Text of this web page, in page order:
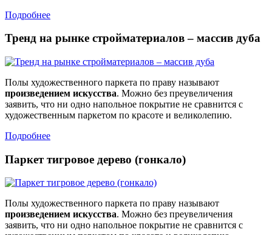
Подробнее
Тренд на рынке стройматериалов – массив дуба
Полы художественного паркета по праву называют
произведением искусства. Можно без преувеличения
заявить, что ни одно напольное покрытие не сравнится с
художественным паркетом по красоте и великолепию.
Подробнее
Паркет тигровое дерево (гонкало)
Полы художественного паркета по праву называют
произведением искусства. Можно без преувеличения
заявить, что ни одно напольное покрытие не сравнится с